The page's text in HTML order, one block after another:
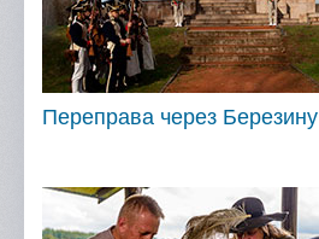
Переправа через Березину